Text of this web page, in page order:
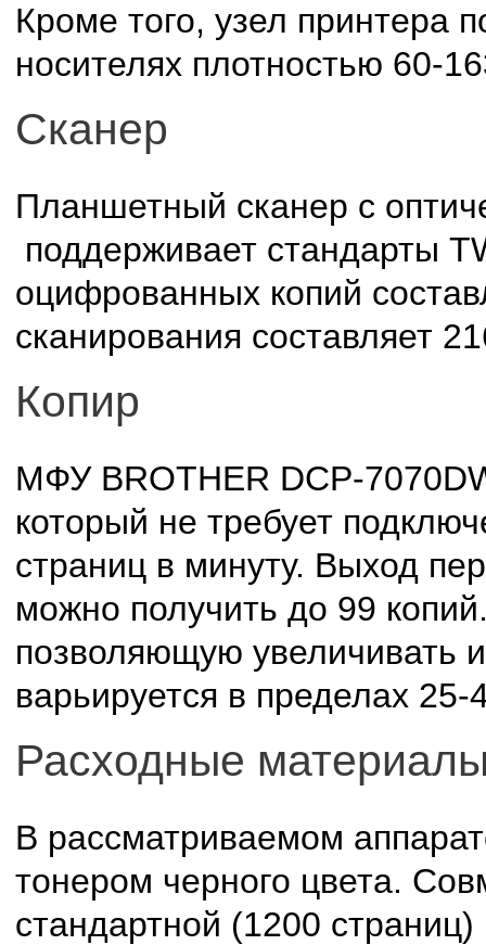
Кроме того, узел принтера
носителях плотностью 60-
Сканер
Планшетный сканер с
поддерживает стандарты
оцифрованных копий
сканирования составляет
Копир
МФУ BROTHER DCP-
который не требует
страниц в минуту. Выход
можно получить до 99
позволяющую увеличивать
варьируется в пределах
Расходные
В рассматриваемом
тонером черного цвета.
стандартной (1200